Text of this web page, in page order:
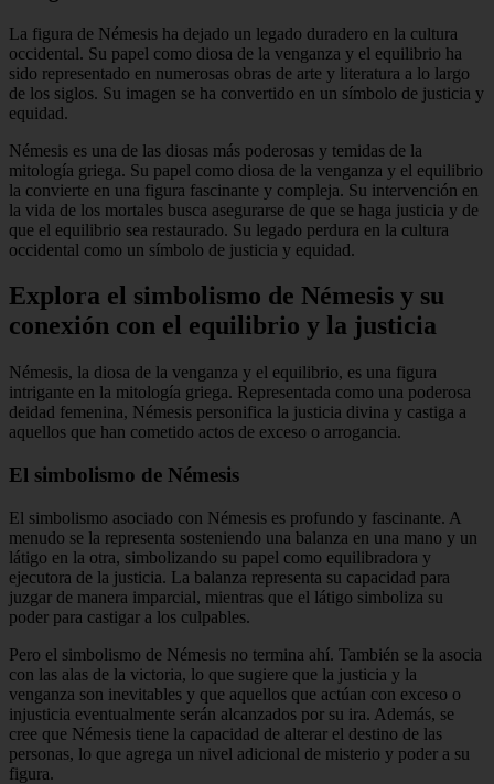
La figura de Némesis ha dejado un legado duradero en la cultura
occidental. Su papel como diosa de la venganza y el equilibrio ha
sido representado en numerosas obras de arte y literatura a lo largo
de los siglos. Su imagen se ha convertido en un símbolo de justicia y
equidad.
Némesis es una de las diosas más poderosas y temidas de la
mitología griega. Su papel como diosa de la venganza y el equilibrio
la convierte en una figura fascinante y compleja. Su intervención en
la vida de los mortales busca asegurarse de que se haga justicia y de
que el equilibrio sea restaurado. Su legado perdura en la cultura
occidental como un símbolo de justicia y equidad.
Explora el simbolismo de Némesis y su
conexión con el equilibrio y la justicia
Némesis, la diosa de la venganza y el equilibrio, es una figura
intrigante en la mitología griega. Representada como una poderosa
deidad femenina, Némesis personifica la justicia divina y castiga a
aquellos que han cometido actos de exceso o arrogancia.
El simbolismo de Némesis
El simbolismo asociado con Némesis es profundo y fascinante. A
menudo se la representa sosteniendo una balanza en una mano y un
látigo en la otra, simbolizando su papel como equilibradora y
ejecutora de la justicia. La balanza representa su capacidad para
juzgar de manera imparcial, mientras que el látigo simboliza su
poder para castigar a los culpables.
Pero el simbolismo de Némesis no termina ahí. También se la asocia
con las alas de la victoria, lo que sugiere que la justicia y la
venganza son inevitables y que aquellos que actúan con exceso o
injusticia eventualmente serán alcanzados por su ira. Además, se
cree que Némesis tiene la capacidad de alterar el destino de las
personas, lo que agrega un nivel adicional de misterio y poder a su
figura.